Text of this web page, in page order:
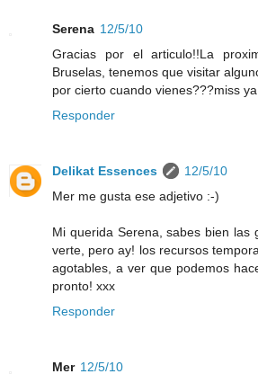
Serena 12/5/10
Gracias por el articulo!!La
Bruselas, tenemos que visitar
por cierto cuando vienes???miss
Responder
Delikat Essences
12/5/10
Mer me gusta ese adjetivo :-)
Mi querida Serena, sabes bien las
verte, pero ay! los recursos
agotables, a ver que podemos
pronto! xxx
Responder
Mer 12/5/10